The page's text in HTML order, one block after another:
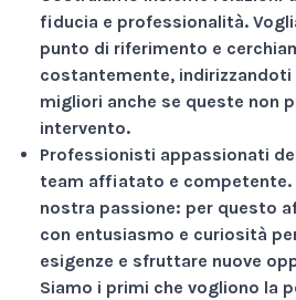
fiducia e professionalità.
punto di riferimento e
costantemente, indirizzandoti
migliori anche se queste non
intervento.
Professionisti appassionati
team affiatato e competente.
nostra passione: per questo
con entusiasmo e curiosità
esigenze e sfruttare nuove
Siamo i primi che vogliono la